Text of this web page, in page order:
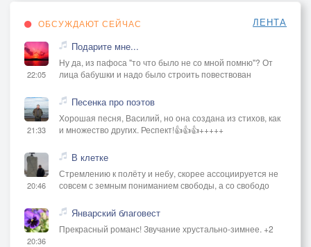
ОБСУЖДАЮТ СЕЙЧАС ЛЕНТА
22:05
Подарите мне...
Ну да, из пафоса "то что было не со мной помню"? От
лица бабушки и надо было строить повествован
21:33
Песенка про поэтов
Хорошая песня, Василий, но она создана из стихов, как
и множество других. Респект!👍👍👍+++++
20:46
В клетке
Стремлению к полёту и небу, скорее ассоциируется не
совсем с земным пониманием свободы, а со свободо
20:36
Январский благовест
Прекрасный романс! Звучание хрустально-зимнее. +2